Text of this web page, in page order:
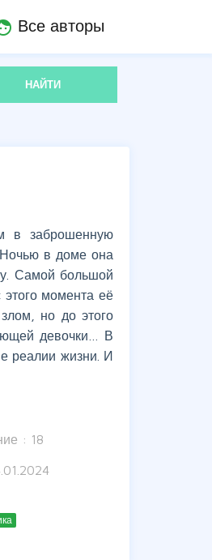
Все авторы
НАЙТИ
в заброшенную
Ночью в доме она
Самой большой
момента её
но до этого
девочки… В
реалии жизни. И
: 18